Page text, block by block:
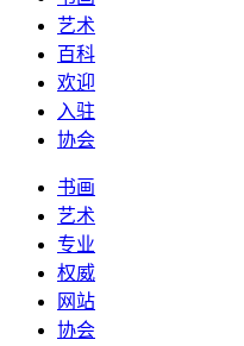
艺术
百科
欢迎
入驻
协会
书画
艺术
专业
权威
网站
协会